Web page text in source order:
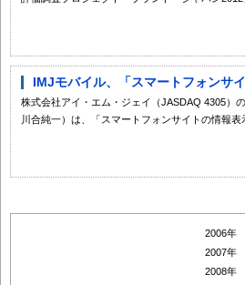
IMJモバイル、「スマートフォンサ
株式会社アイ・エム・ジェイ（JASDAQ 4305）
川合純一）は、「スマートフォンサイトの情報表
2006年
2007年
2008年